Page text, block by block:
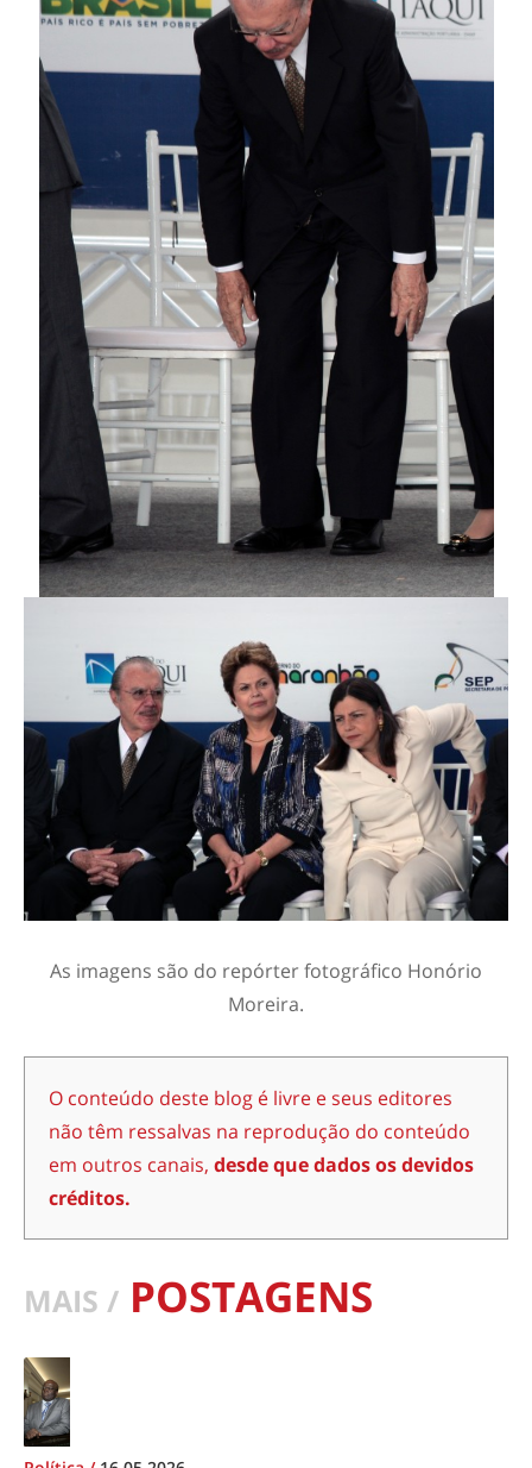
As imagens são do repórter fotográfico Honório
Moreira.
O conteúdo deste blog é livre e seus editores
não têm ressalvas na reprodução do conteúdo
em outros canais, desde que dados os devidos
créditos.
MAIS / POSTAGENS